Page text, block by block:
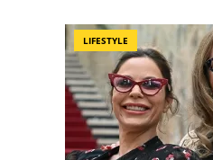
LIFESTYLE